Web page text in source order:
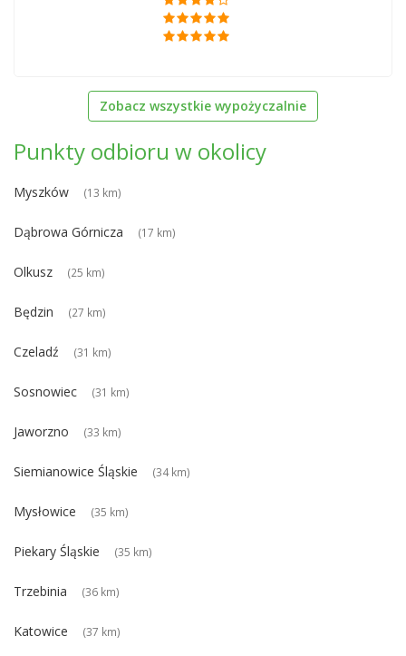
Zobacz wszystkie wypożyczalnie
Punkty odbioru w okolicy
Myszków (13 km)
Dąbrowa Górnicza (17 km)
Olkusz (25 km)
Będzin (27 km)
Czeladź (31 km)
Sosnowiec (31 km)
Jaworzno (33 km)
Siemianowice Śląskie (34 km)
Mysłowice (35 km)
Piekary Śląskie (35 km)
Trzebinia (36 km)
Katowice (37 km)